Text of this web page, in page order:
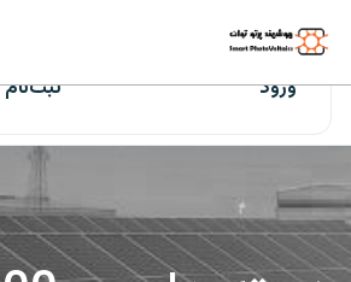
ایران‌سولار
ورود ثبت‌نام